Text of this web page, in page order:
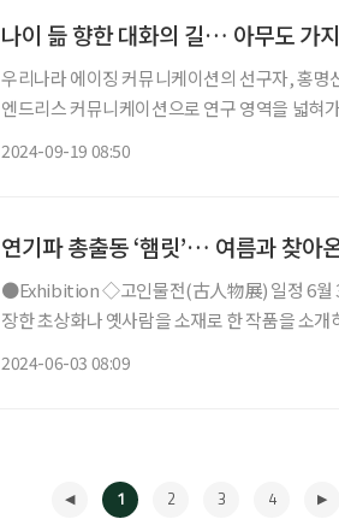
나이 듦 향한 대화의 길… 아무도 가
우리나라 에이징 커뮤니케이션의 선구자, 홍
엔드리스 커뮤니케이션으로 연구 영역을 넓혀
2024-09-19 08:50
연기파 총출동 ‘햄릿’… 여름과 찾아
●Exhibition ◇고인물전(古人物展) 일정 6월 30일까지 장소 화정박물관 화정박물관이 소
장한 초상화나 옛사람을 소재로 한 작품을 소
2024-06-03 08:09
1 2 3 4